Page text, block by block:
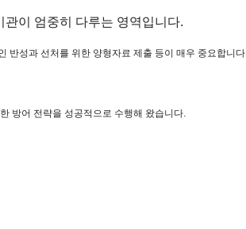
이 엄중히 다루는 영역입니다.
반성과 선처를 위한 양형자료 제출 등이 매우 중요합니다.
방어 전략을 성공적으로 수행해 왔습니다.